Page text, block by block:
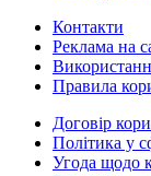
Контакти
Реклама на
Правила
Договір
Політика у
Угода щодо